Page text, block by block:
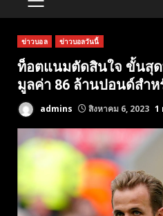
PRIMARY
ข่าวบอล ข่าวบอลวันนี้
ท็อตแนมตัดสินใจ ขั้นสุด
มูลค่า 86 ล้านปอนด์สำห
admins สิงหาคม 6, 2023 1